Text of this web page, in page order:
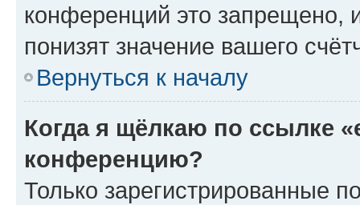
конференций это запрещено,
понизят значение вашего
Вернуться к началу
Когда я щёлкаю по ссылке
конференцию?
Только зарегистрированные